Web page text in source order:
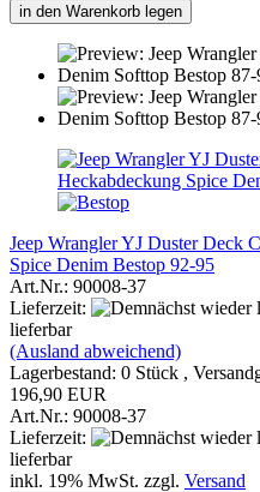
in den Warenkorb legen
Jeep Wrangler YJ Duster Deck
Spice Denim Bestop 92-95
Art.Nr.: 90008-37
Lieferzeit:
lieferbar
(Ausland abweichend)
Lagerbestand: 0 Stück ,
196,90 EUR
Art.Nr.: 90008-37
Lieferzeit:
lieferbar
inkl. 19% MwSt. zzgl. Versand